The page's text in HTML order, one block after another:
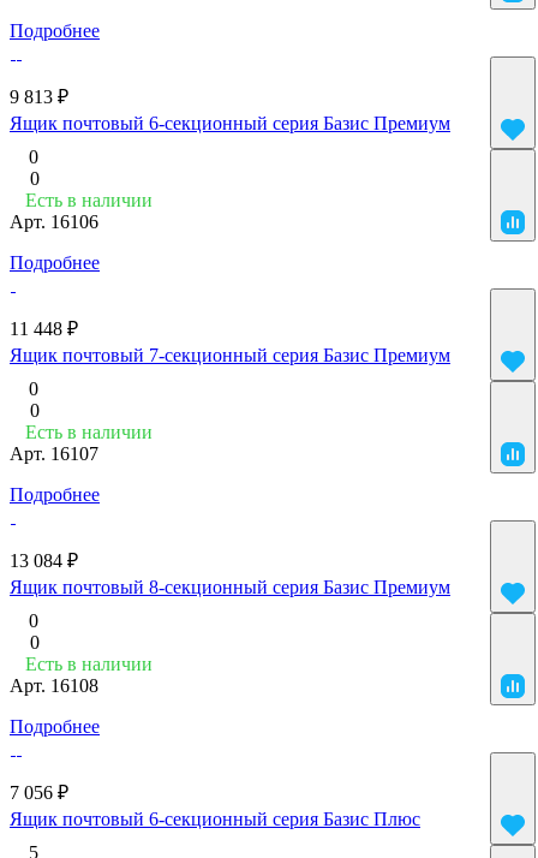
Подробнее
9 813 ₽
Ящик почтовый 6-секционный серия Базис Премиум
0
0
Есть в наличии
Арт. 16106
Подробнее
11 448 ₽
Ящик почтовый 7-секционный серия Базис Премиум
0
0
Есть в наличии
Арт. 16107
Подробнее
13 084 ₽
Ящик почтовый 8-секционный серия Базис Премиум
0
0
Есть в наличии
Арт. 16108
Подробнее
7 056 ₽
Ящик почтовый 6-секционный серия Базис Плюс
5